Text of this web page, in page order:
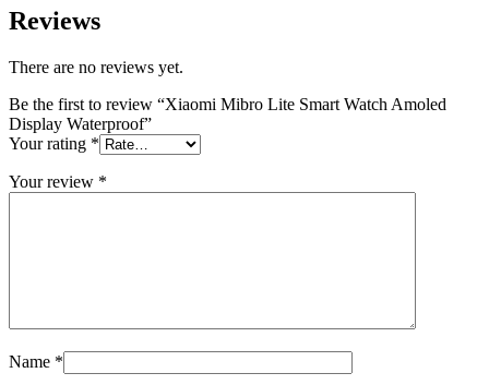
Reviews
There are no reviews yet.
Be the first to review “Xiaomi Mibro Lite Smart Watch Amoled
Display Waterproof”
Your rating *
Your review *
Name *